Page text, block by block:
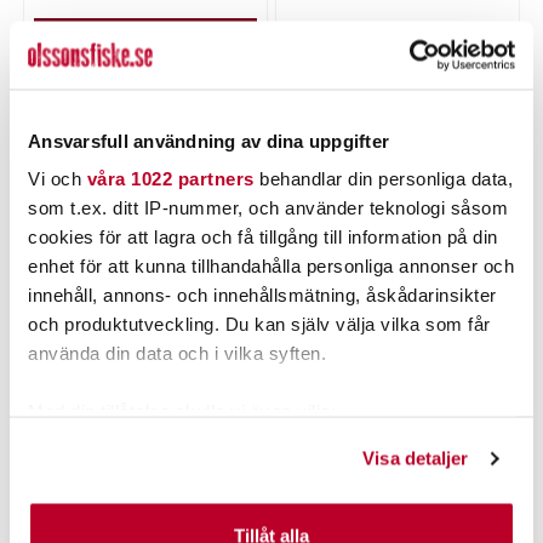
Ansvarsfull användning av dina uppgifter
Vi och våra 1022 partners behandlar din personliga data,
som t.ex. ditt IP-nummer, och använder teknologi såsom
cookies för att lagra och få tillgång till information på din
enhet för att kunna tillhandahålla personliga annonser och
innehåll, annons- och innehållsmätning, åskådarinsikter
och produktutveckling. Du kan själv välja vilka som får
använda din data och i vilka syften.
Identifiera din enhet genom att aktivt skanna den för
specifika kännetecken (fingeravtryck)
Visa detaljer
Tillåt alla
LÄGG I VARUKORGEN Tillfälligt slut
PRODUKTBESKRIVNING
POPULÄRT JUST NU